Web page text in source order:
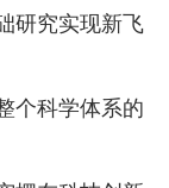
研究实现新飞
个科学体系的